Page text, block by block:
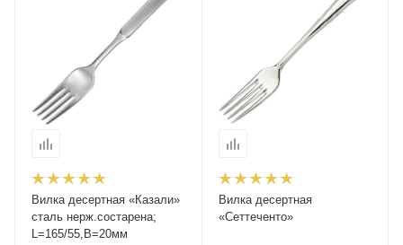
Вилка десертная «Казали»
сталь нерж.состарена;
L=165/55,B=20мм
Вилка десертная
«Сеттеченто»